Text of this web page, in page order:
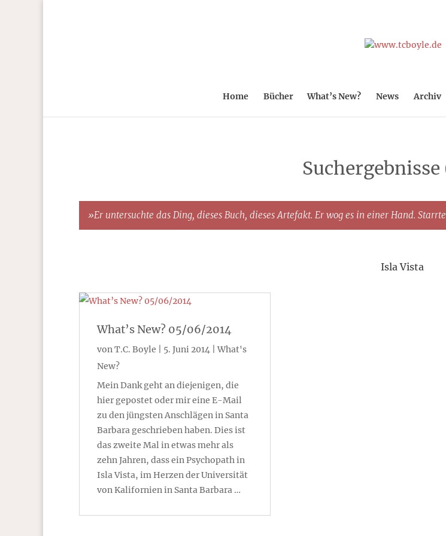
Home Bücher What’s New? News Archiv
»Er untersuchte das Ding, dieses Buch, dieses Artefakt. Er wog es in einer Hand.
Isla Vista
What’s New? 05/06/2014
vonT.C. Boyle 5. Juni 2014 |What's
New?
Mein Dank geht an diejenigen, die
hier gepostet oder mir eine E-Mail
zu den jüngsten Anschlägen in Santa
Barbara geschrieben haben. Dies ist
das zweite Mal in etwas mehr als
zehn Jahren, dass ein Psychopath in
Isla Vista, im Herzen der Universität
von Kalifornien in Santa Barbara …